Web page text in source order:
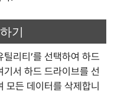
기
리티’를 선택하여 하드
서 하드 드라이브를 선
모든 데이터를 삭제합니